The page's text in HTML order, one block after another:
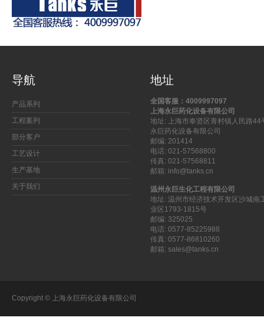
导航
产品系列
工程案列
部分客户
工艺设计
生产基地
关于我们
地址
全国客服：4009997097
上海永巨药化设备有限公司
地址: 上海市奉贤区青村镇人民路44
永巨药化设备有限公司
邮编: 201414
电话: 021-57568800
传真: 021-57568811
邮箱: info@tanks.cn
温州永巨生化工程有限公司
地址: 温州市经济技术开发区沙城南
业区1793-1815号
邮编: 325025
电话: 0577-85225988
传真: 0577-86810260
邮箱: sales@tanks.cn
Copyright © 上海永巨药化设备有限公司